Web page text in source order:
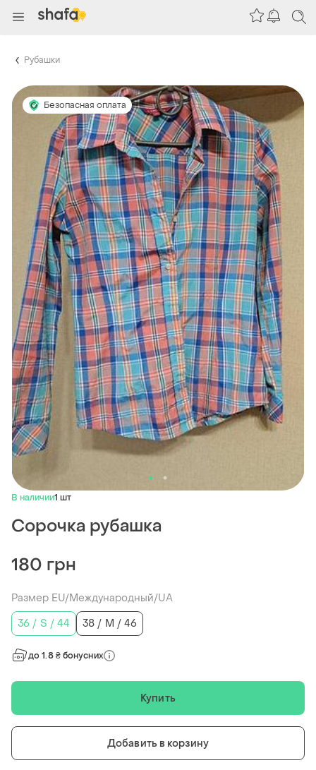
Рубашки
Безопасная оплата
В наличии1 шт
Сорочка рубашка
180 грн
Размер EU/Международный/UA
36 / S / 44
38 / M / 46
до 1.8 ₴ бонусних
Купить
Добавить в корзину